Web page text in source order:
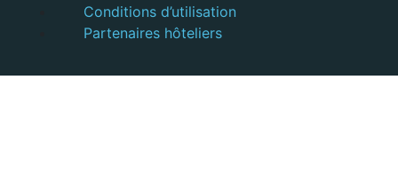
Conditions d’utilisation
Partenaires hôteliers